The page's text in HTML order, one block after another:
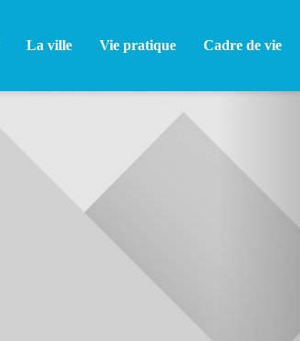
La ville Vie pratique Cadre de vie